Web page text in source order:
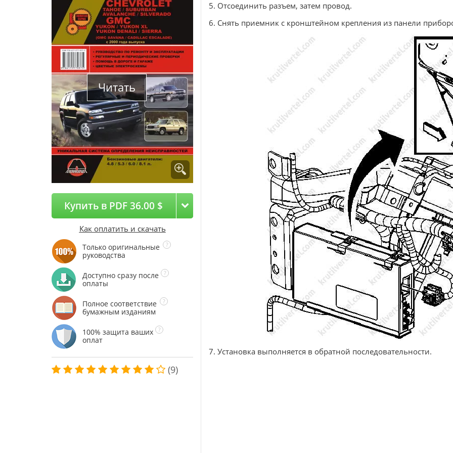
Читать
Купить в PDF 36.00 $
Как оплатить и скачать
Только оригинальные
руководства
Доступно сразу после
оплаты
Полное соответствие
бумажным изданиям
100% защита ваших
оплат
(9)
5. Отсоединить разъем, затем провод.
6. Снять приемник с кронштейном крепления из панели
7. Установка выполняется в обратной последовательности.